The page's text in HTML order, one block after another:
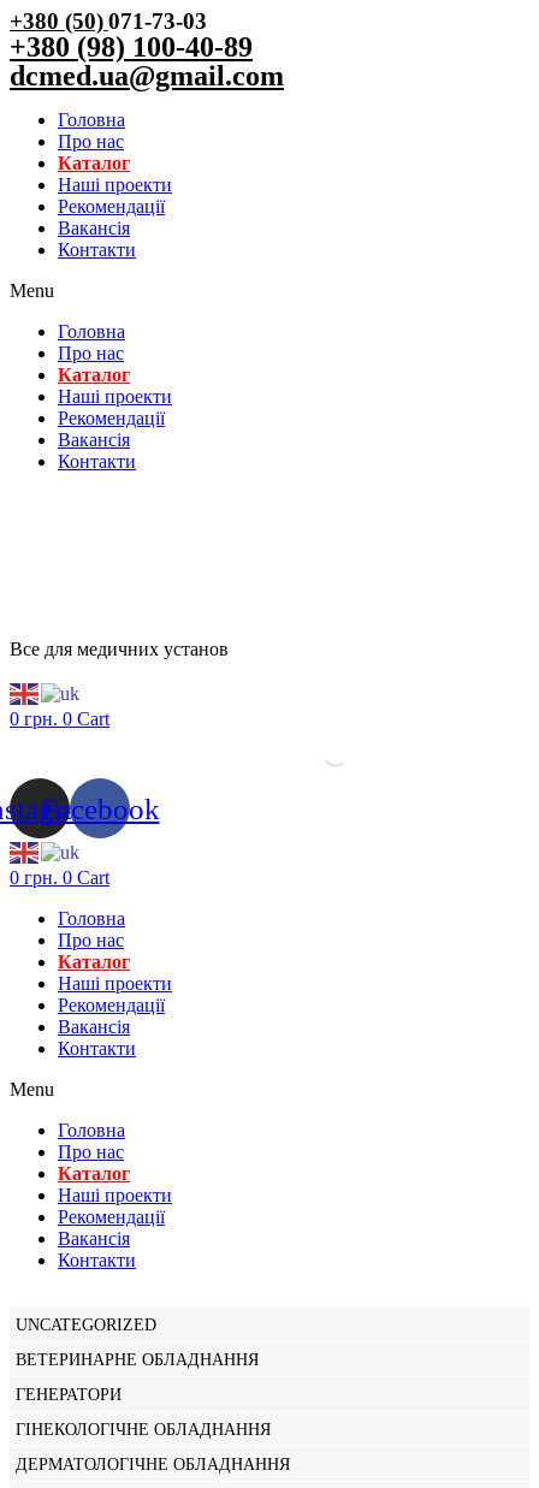
+380 (50)071-73-03
+380 (98) 100-40-89
dcmed.ua@gmail.com
Головна
Про нас
Каталог
Нашi проекти
Рекомендації
Вакансiя
Контакти
Menu
Головна
Про нас
Каталог
Нашi проекти
Рекомендації
Вакансiя
Контакти
Все для медичних установ
0 грн. 0 Cart
Facebook
0 грн. 0 Cart
Головна
Про нас
Каталог
Нашi проекти
Рекомендації
Вакансiя
Контакти
Menu
Головна
Про нас
Каталог
Нашi проекти
Рекомендації
Вакансiя
Контакти
UNCATEGORIZED
ВЕТЕРИНАРНЕ ОБЛАДНАННЯ
ГЕНЕРАТОРИ
ГІНЕКОЛОГІЧНЕ ОБЛАДНАННЯ
ДЕРМАТОЛОГІЧНЕ ОБЛАДНАННЯ